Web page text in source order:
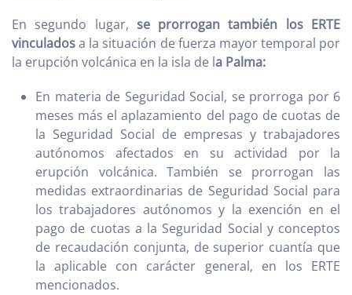
En segundo lugar, se prorrogan también los ERTE
vinculadosa la situación de fuerza mayor temporal por
la erupción volcánica en la isla de la Palma:
En materia de Seguridad Social, se prorroga por 6
meses más el aplazamiento del pago de cuotas de
la Seguridad Social de empresas y trabajadores
autónomos afectados en su actividad por la
erupción volcánica. También se prorrogan las
medidas extraordinarias de Seguridad Social para
los trabajadores autónomos y la exención en el
pago de cuotas a la Seguridad Social y conceptos
de recaudación conjunta, de superior cuantía que
la aplicable con carácter general, en los ERTE
mencionados.